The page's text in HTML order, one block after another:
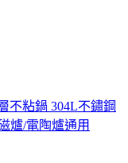
不粘鍋 304L不鏽鋼
爐/電陶爐通用